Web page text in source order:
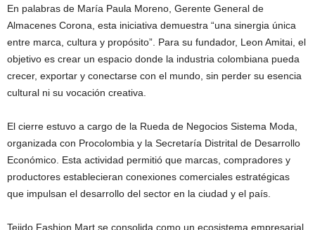
En palabras de María Paula Moreno, Gerente General de
Almacenes Corona, esta iniciativa demuestra “una sinergia única
entre marca, cultura y propósito”. Para su fundador, Leon Amitai, el
objetivo es crear un espacio donde la industria colombiana pueda
crecer, exportar y conectarse con el mundo, sin perder su esencia
cultural ni su vocación creativa.
El cierre estuvo a cargo de la Rueda de Negocios Sistema Moda,
organizada con Procolombia y la Secretaría Distrital de Desarrollo
Económico. Esta actividad permitió que marcas, compradores y
productores establecieran conexiones comerciales estratégicas
que impulsan el desarrollo del sector en la ciudad y el país.
Tejido Fashion Mart se consolida como un ecosistema empresarial